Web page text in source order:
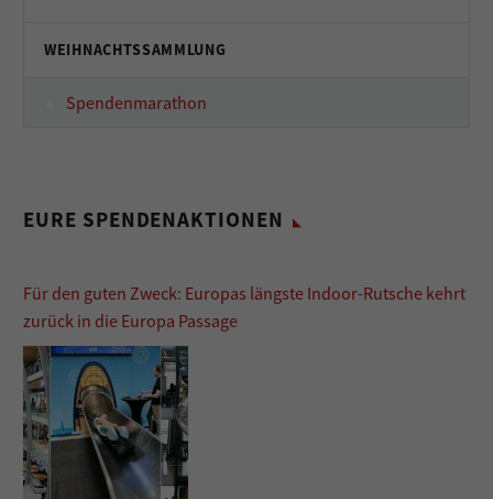
WEIHNACHTSSAMMLUNG
Spendenmarathon
EURE SPENDENAKTIONEN
Für den guten Zweck: Europas längste Indoor-Rutsche kehrt
zurück in die Europa Passage